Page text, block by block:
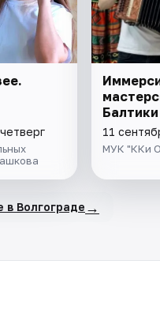
11
МУК "ККи
в Волгограде →